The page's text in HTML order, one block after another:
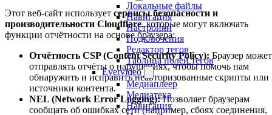
Локальные файлы
Навигация
Настройки
Подключения
Редактор тегов
Таблица полей тегов
Evervideo
Медиаплеер
Медиатека
Навигация
Этот веб-сайт использует сервисы безопасности и
производительности Cloudflare, которые могут включать
функции отчётности на основе браузера:
Отчётность CSP (Content Security Policy): Браузер может
отправлять отчёты о нарушениях, чтобы помочь нам
обнаружить и исправить неавторизованные скрипты или
источники контента.
NEL (Network Error Logging):Позволяет браузерам
сообщать об ошибках сети (например, сбоях соединения,